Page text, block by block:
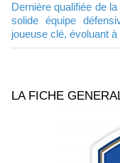
Dernière qualifiée de
solide équipe
joueuse clé, évoluant
LA FICHE